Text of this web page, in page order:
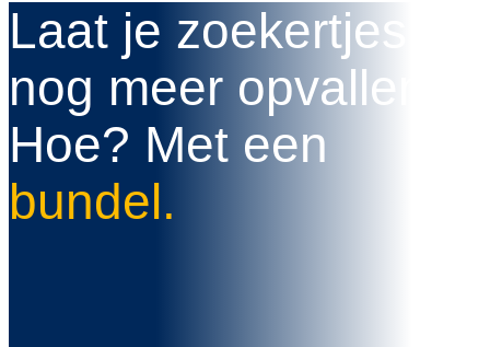
Laat je zoekertjes
nog meer opvallen!
Hoe? Met een
bundel.